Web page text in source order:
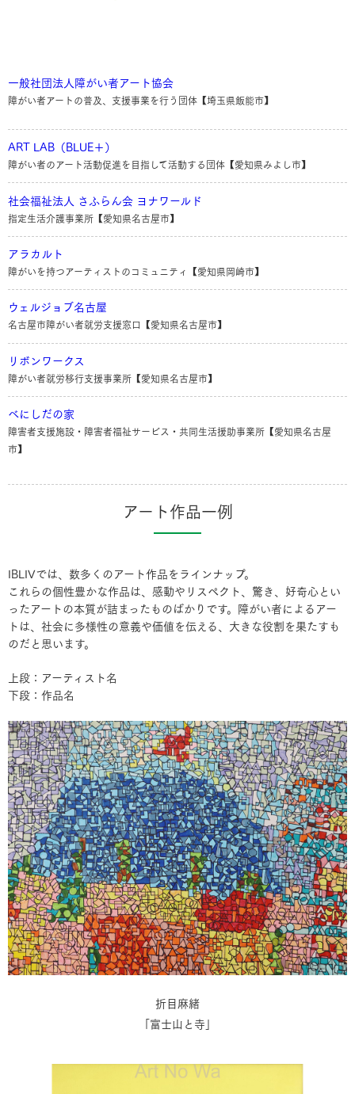
一般社団法人障がい者アート協会
障がい者アートの普及、支援事業を行う団体【埼玉県飯能市】
ART LAB（BLUE＋）
障がい者のアート活動促進を目指して活動する団体【愛知県みよし市】
社会福祉法人 さふらん会 ヨナワールド
指定生活介護事業所【愛知県名古屋市】
アラカルト
障がいを持つアーティストのコミュニティ【愛知県岡崎市】
ウェルジョブ名古屋
名古屋市障がい者就労支援窓口【愛知県名古屋市】
リボンワークス
障がい者就労移行支援事業所【愛知県名古屋市】
べにしだの家
障害者支援施設・障害者福祉サービス・共同生活援助事業所【愛知県名古屋
市】
アート作品一例
IBLIVでは、数多くのアート作品をラインナップ。
これらの個性豊かな作品は、感動やリスペクト、驚き、好奇心とい
ったアートの本質が詰まったものばかりです。障がい者によるアー
トは、社会に多様性の意義や価値を伝える、大きな役割を果たすも
のだと思います。
上段：アーティスト名
下段：作品名
折目麻緒
「富士山と寺」